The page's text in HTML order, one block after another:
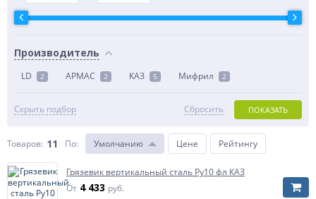
Производитель
LD 2 АРМАС 2 КАЗ 5 Мифрил 2
Скрыть подбор ПОКАЗАТЬ
Сбросить
Товаров: 11 По: Умолчанию Цене Рейтингу
Грязевик вертикальный сталь Ру10 фл КАЗ
От 4 433 руб.